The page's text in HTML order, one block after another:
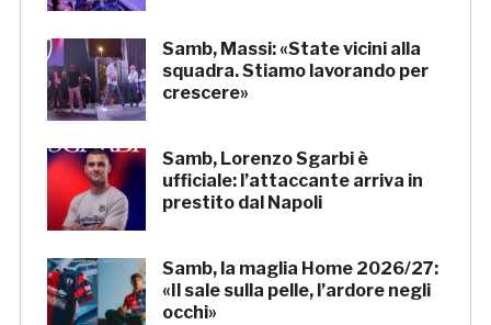
Samb, Massi: «State vicini alla
squadra. Stiamo lavorando per
crescere»
Samb, Lorenzo Sgarbi è
ufficiale: l’attaccante arriva in
prestito dal Napoli
Samb, la maglia Home 2026/27:
«Il sale sulla pelle, l’ardore negli
occhi»